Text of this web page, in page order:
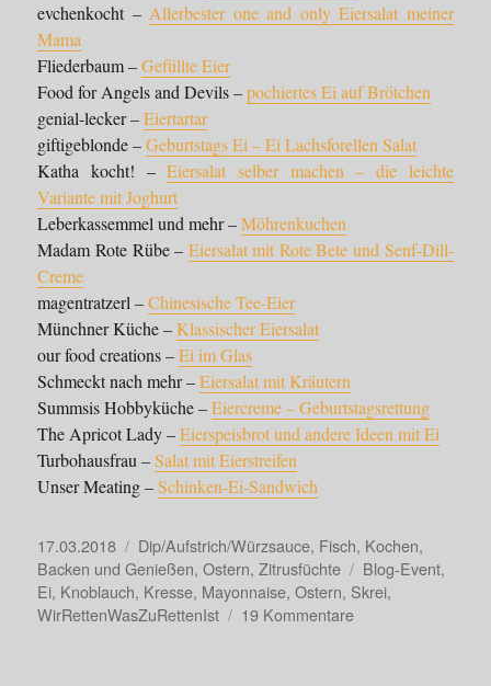
evchenkocht –Allerbester one and only Eiersalat meiner
Mama
Fliederbaum –Gefüllte Eier
Food for Angels and Devils –pochiertes Ei auf Brötchen
genial-lecker –Eiertartar
giftigeblonde –Geburtstags Ei – Ei Lachsforellen Salat
Katha kocht! –Eiersalat selber machen – die leichte
Variante mit Joghurt
Leberkassemmel und mehr –Möhrenkuchen
Madam Rote Rübe – Eiersalat mit Rote Bete und Senf-Dill-
Creme
magentratzerl –Chinesische Tee-Eier
Münchner Küche –Klassischer Eiersalat
our food creations –Ei im Glas
Schmeckt nach mehr –Eiersalat mit Kräutern
Summsis Hobbyküche –Eiercreme – Geburtstagsrettung
The Apricot Lady –Eierspeisbrot und andere Ideen mit Ei
Turbohausfrau –Salat mit Eierstreifen
Unser Meating –Schinken-Ei-Sandwich
Veröffentlicht
am
17.03.2018 Kategorien
Dip/Aufstrich/Würzsauce, Fisch, Kochen,
Backen und Genießen,Ostern,Zitrusfüchte Schlagwörter
Blog-Event,
Ei, Knoblauch, Kresse, Mayonnaise,Ostern, Skrei,
WirRettenWasZuRettenIst
19 Kommentarezu